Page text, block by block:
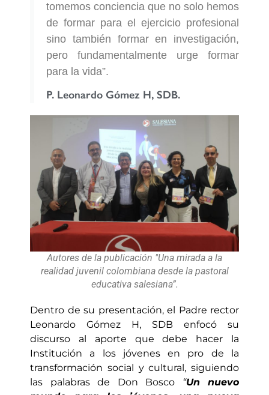
tomemos conciencia que no solo hemos
de formar para el ejercicio profesional
sino también formar en investigación,
pero fundamentalmente urge formar
para la vida”.
P. Leonardo Gómez H, SDB.
Autores de la publicación "Una mirada a la
realidad juvenil colombiana desde la pastoral
educativa salesiana”.
Dentro de su presentación, el Padre rector
Leonardo Gómez H, SDB enfocó su
discurso al aporte que debe hacer la
Institución a los jóvenes en pro de la
transformación social y cultural, siguiendo
las palabras de Don Bosco “Un nuevo